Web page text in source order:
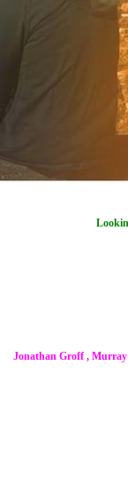
Jonathan Groff ,